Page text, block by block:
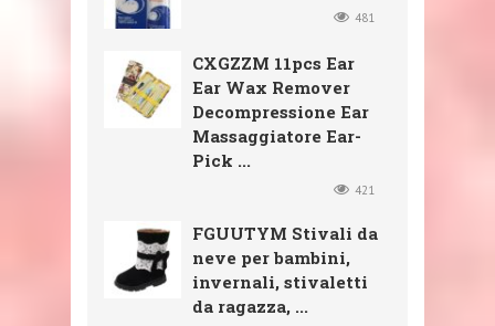
481
CXGZZM 11pcs Ear
Ear Wax Remover
Decompressione Ear
Massaggiatore Ear-
Pick ...
421
FGUUTYM Stivali da
neve per bambini,
invernali, stivaletti
da ragazza, ...